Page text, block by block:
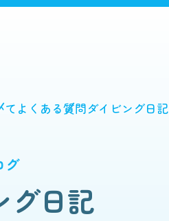
て よくある質問ダイビング日記
グ
グ日記